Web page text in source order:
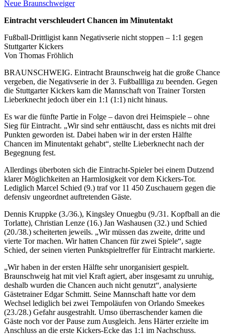
Neue Braunschweiger
Eintracht verschleudert Chancen im Minutentakt
Fußball-Drittligist kann Negativserie nicht stoppen – 1:1 gegen
Stuttgarter Kickers
Von Thomas Fröhlich
BRAUNSCHWEIG. Eintracht Braunschweig hat die große Chance
vergeben, die Negativserie in der 3. Fußballliga zu beenden. Gegen
die Stuttgarter Kickers kam die Mannschaft von Trainer Torsten
Lieberknecht jedoch über ein 1:1 (1:1) nicht hinaus.
Es war die fünfte Partie in Folge – davon drei Heimspiele – ohne
Sieg für Eintracht. „Wir sind sehr enttäuscht, dass es nichts mit drei
Punkten geworden ist. Dabei haben wir in der ersten Hälfte
Chancen im Minutentakt gehabt“, stellte Lieberknecht nach der
Begegnung fest.
Allerdings überboten sich die Eintracht-Spieler bei einem Dutzend
klarer Möglichkeiten an Harmlosigkeit vor dem Kickers-Tor.
Lediglich Marcel Schied (9.) traf vor 11 450 Zuschauern gegen die
defensiv ungeordnet auftretenden Gäste.
Dennis Kruppke (3./36.), Kingsley Onuegbu (9./31. Kopfball an die
Torlatte), Christian Lenze (16.) Jan Washausen (32.) und Schied
(20./38.) scheiterten jeweils. „Wir müssen das zweite, dritte und
vierte Tor machen. Wir hatten Chancen für zwei Spiele“, sagte
Schied, der seinen vierten Punktspieltreffer für Eintracht markierte.
„Wir haben in der ersten Hälfte sehr unorganisiert gespielt.
Braunschweig hat mit viel Kraft agiert, aber insgesamt zu unruhig,
deshalb wurden die Chancen auch nicht genutzt“, analysierte
Gästetrainer Edgar Schmitt. Seine Mannschaft hatte vor dem
Wechsel lediglich bei zwei Tempoläufen von Orlando Smeekes
(23./28.) Gefahr ausgestrahlt. Umso überraschender kamen die
Gäste noch vor der Pause zum Ausgleich. Jens Härter erzielte im
Anschluss an die erste Kickers-Ecke das 1:1 im Nachschuss.